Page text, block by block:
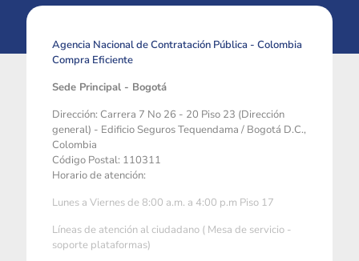
Agencia Nacional de Contratación Pública - Colombia
Compra Eficiente
Sede Principal - Bogotá
Dirección: Carrera 7 No 26 - 20 Piso 23 (Dirección
general) - Edificio Seguros Tequendama / Bogotá D.C.,
Colombia
Código Postal: 110311
Horario de atención:
Lunes a Viernes de 8:00 a.m. a 4:00 p.m Piso 17
Líneas de atención al ciudadano ( Mesa de servicio -
soporte plataformas)